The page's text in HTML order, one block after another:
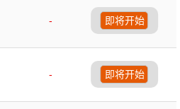
-
即将开始
-
即将开始